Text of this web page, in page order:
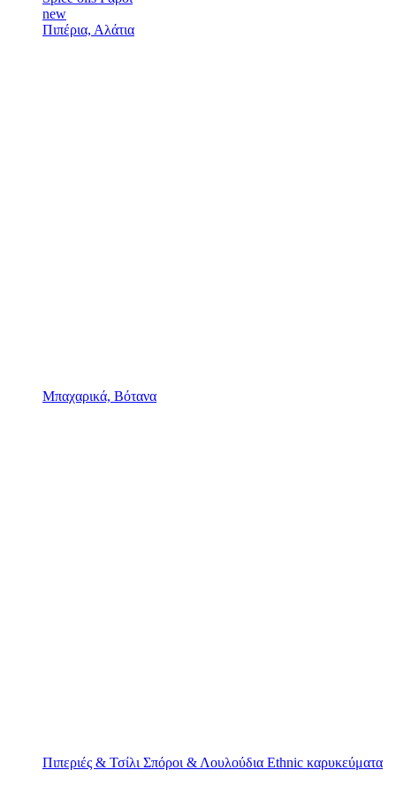
new
Πιπέρια, Αλάτια
Μπαχαρικά, Βότανα
Πιπεριές & Τσίλι Σπόροι & Λουλούδια Ethnic καρυκεύματα